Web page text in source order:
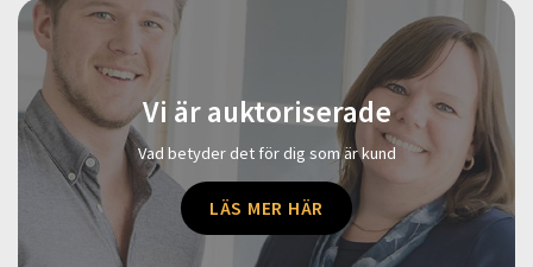
Vi är auktoriserade
Vad betyder det för dig som är kund
LÄS MER HÄR